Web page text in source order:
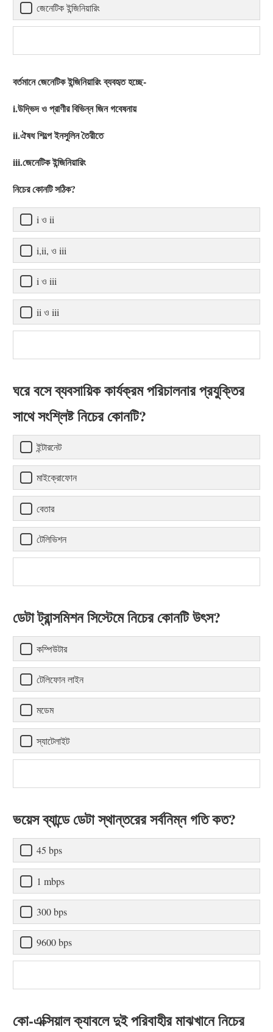
জেনেটিক ইন্জিনিয়ারিং
বর্তমানে জেনেটিক ইন্জিনিয়ারিং ব্যবহৃত হচ্ছে-
i.উদ্ভিদ ও প্রাণীর বিভিন্ন জিন গবেষনায়
ii.ঐষধ শিল্পে ইনসুলিন তৈরীতে
iii.জেনেটিক ইন্জিনিয়ারিং
নিচের কোনটি সঠিক?
i ও ii
i,ii, ও iii
i ও iii
ii ও iii
ঘরে বসে ব্যবসায়িক কার্যক্রম পরিচালনার প্রযুক্তির
সাথে সংশ্লিষ্ট নিচের কোনটি?
ইন্টারনেট
মাইক্রোফোন
বেতার
টেলিভিশন
ডেটা ট্রান্সমিশন সিস্টেমে নিচের কোনটি উৎস?
কম্পিউটার
টেলিফোন লাইন
মডেম
স্যাটেলাইট
ভয়েস ব্যান্ডে ডেটা স্থান্তরের সর্বনিম্ন গতি কত?
45 bps
1 mbps
300 bps
9600 bps
কো-এক্সিয়াল ক্যাবলে দুই পরিবাহীর মাঝখানে নিচের